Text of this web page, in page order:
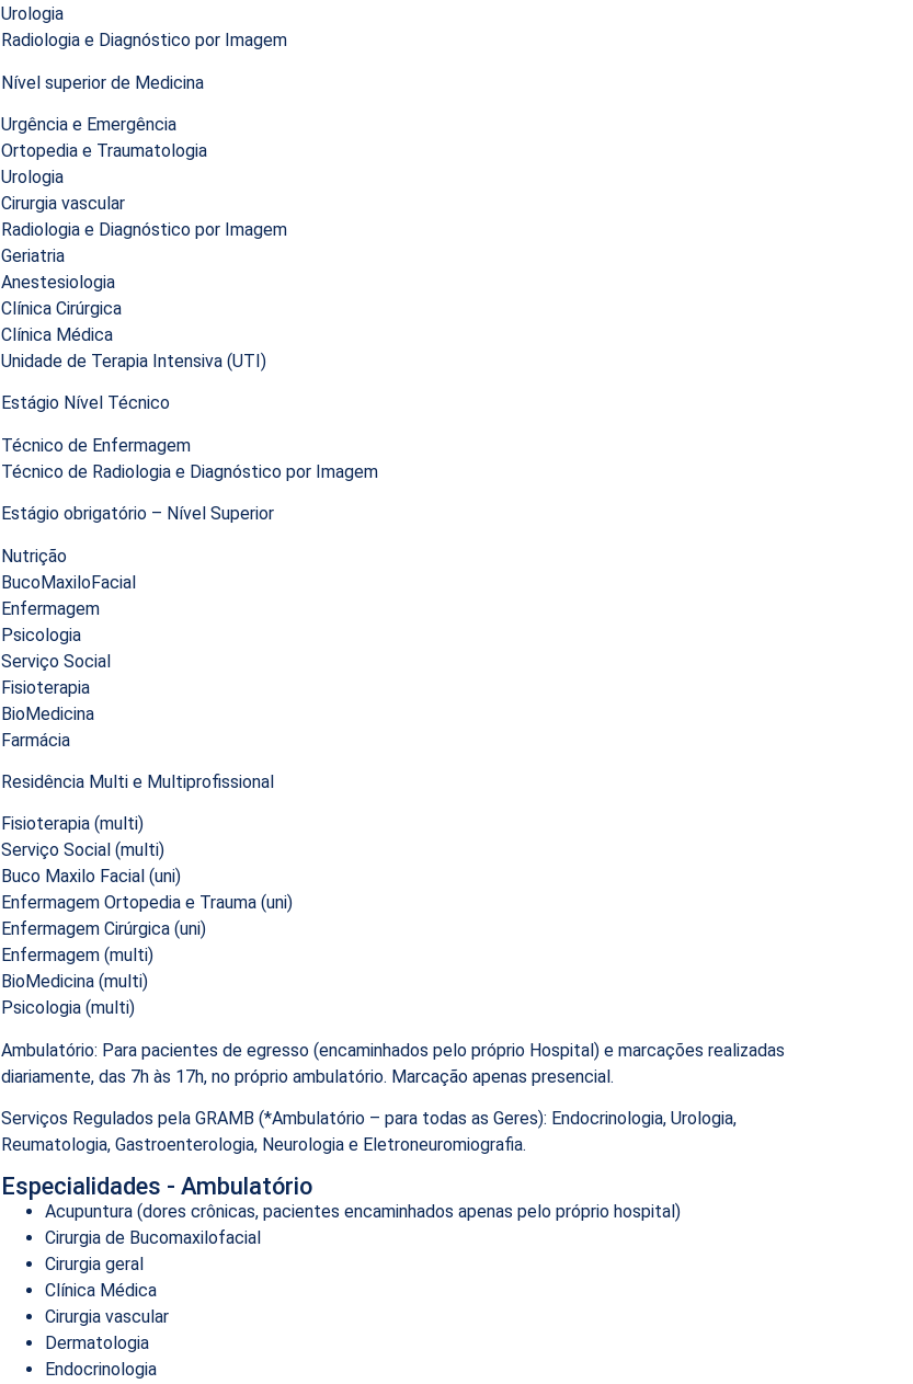
Urologia
Radiologia e Diagnóstico por Imagem
Nível superior de Medicina
Urgência e Emergência
Ortopedia e Traumatologia
Urologia
Cirurgia vascular
Radiologia e Diagnóstico por Imagem
Geriatria
Anestesiologia
Clínica Cirúrgica
Clínica Médica
Unidade de Terapia Intensiva (UTI)
Estágio Nível Técnico
Técnico de Enfermagem
Técnico de Radiologia e Diagnóstico por Imagem
Estágio obrigatório – Nível Superior
Nutrição
BucoMaxiloFacial
Enfermagem
Psicologia
Serviço Social
Fisioterapia
BioMedicina
Farmácia
Residência Multi e Multiprofissional
Fisioterapia (multi)
Serviço Social (multi)
Buco Maxilo Facial (uni)
Enfermagem Ortopedia e Trauma (uni)
Enfermagem Cirúrgica (uni)
Enfermagem (multi)
BioMedicina (multi)
Psicologia (multi)
Ambulatório: Para pacientes de egresso (encaminhados pelo próprio Hospital) e marcações realizadas
diariamente, das 7h às 17h, no próprio ambulatório. Marcação apenas presencial.
Serviços Regulados pela GRAMB (*Ambulatório – para todas as Geres): Endocrinologia, Urologia,
Reumatologia, Gastroenterologia, Neurologia e Eletroneuromiografia.
Especialidades - Ambulatório
Acupuntura (dores crônicas, pacientes encaminhados apenas pelo próprio hospital)
Cirurgia de Bucomaxilofacial
Cirurgia geral
Clínica Médica
Cirurgia vascular
Dermatologia
Endocrinologia